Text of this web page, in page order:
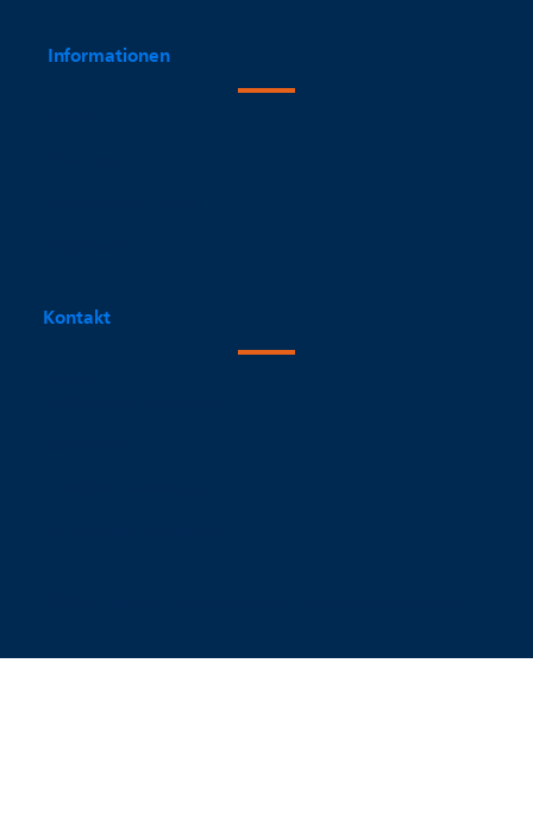
Informationen
Kontakt